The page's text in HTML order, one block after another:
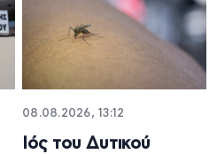
08.08.2026, 13:12
Ιός του Δυτικού